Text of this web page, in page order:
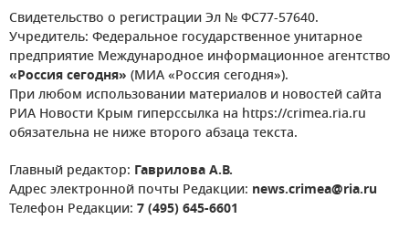
Свидетельство о регистрации Эл № ФС77-57640.
Учредитель: Федеральное государственное унитарное
предприятие Международное информационное агентство
«Россия сегодня» (МИА «Россия сегодня»).
При любом использовании материалов и новостей сайта
РИА Новости Крым гиперссылка на https://crimea.ria.ru
обязательна не ниже второго абзаца текста.
Главный редактор: Гаврилова А.В.
Адрес электронной почты Редакции: news.crimea@ria.ru
Телефон Редакции: 7 (495) 645-6601